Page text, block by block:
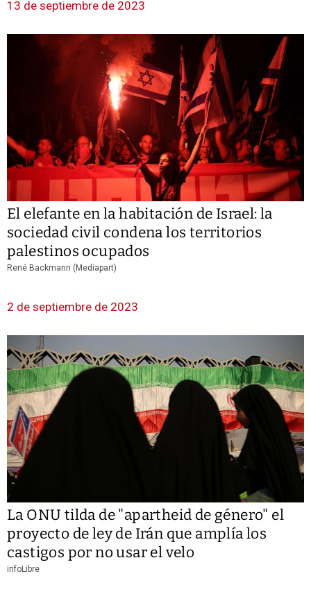
13 de septiembre de 2023
El elefante en la habitación de Israel: la
sociedad civil condena los territorios
palestinos ocupados
René Backmann (Mediapart)
2 de septiembre de 2023
La ONU tilda de "apartheid de género" el
proyecto de ley de Irán que amplía los
castigos por no usar el velo
infoLibre